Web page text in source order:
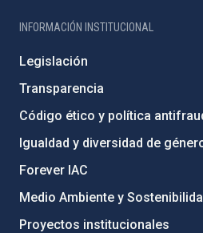
INFORMACIÓN INSTITUCIONAL
Legislación
Transparencia
Código ético y política
Igualdad y diversidad de
Forever IAC
Medio Ambiente y
Proyectos institucionales